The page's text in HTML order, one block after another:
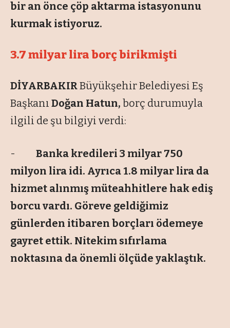
bir an önce çöp aktarma istasyonunu
kurmak istiyoruz.
3.7 milyar lira borç birikmişti
DİYARBAKIRBüyükşehir Belediyesi Eş
Başkanı Doğan Hatun, borç durumuyla
ilgili de şu bilgiyi verdi:
- Banka kredileri 3 milyar 750
milyon lira idi. Ayrıca 1.8 milyar lira da
hizmet alınmış müteahhitlere hak ediş
borcu vardı. Göreve geldiğimiz
günlerden itibaren borçları ödemeye
gayret ettik. Nitekim sıfırlama
noktasına da önemli ölçüde yaklaştık.